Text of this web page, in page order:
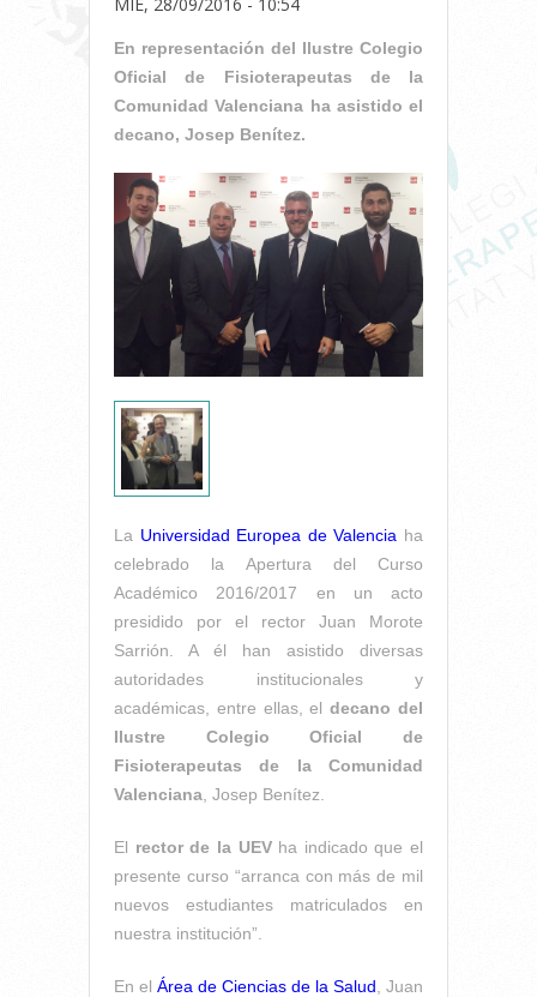
En representación del Ilustre Colegio
Oficial de Fisioterapeutas de la
Comunidad Valenciana ha asistido el
decano, Josep Benítez.
La Universidad Europea de Valencia ha
celebrado la Apertura del Curso
Académico 2016/2017 en un acto
presidido por el rector Juan Morote
Sarrión. A él han asistido diversas
autoridades institucionales y
académicas, entre ellas, eldecano del
Ilustre Colegio Oficial de
Fisioterapeutas de la Comunidad
Valenciana , Josep Benítez.
El rector de la UEVha indicado que el
presente curso “arranca con más de mil
nuevos estudiantes matriculados en
nuestra institución”.
En el Área de Ciencias de la Salud , Juan